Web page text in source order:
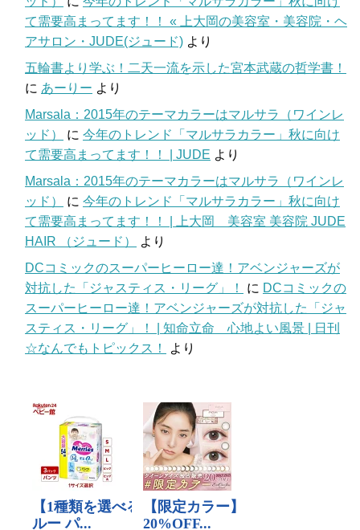
て需要高まってます！！ « 上大岡の美容室・美容院・ヘ
アサロン・JUDE(ジュード) より
五輪書より学ぶ！二天一流を示した宮本武蔵の哲学書！
に あーりー より
Marsala：2015年のテーマカラーはマルサラ（ワインレ
ッド）
に 今年のトレンド「マルサラカラー」秋に向け
て需要高まってます！！ | JUDE より
Marsala：2015年のテーマカラーはマルサラ（ワインレ
ッド）
に 今年のトレンド「マルサラカラー」秋に向け
て需要高まってます！！ | 上大岡 美容室 美容院 JUDE
HAIR （ジュード）
より
DCコミックのスーパーヒーロー達！アベンジャーズが
対抗した「ジャスティス・リーグ」！
に DCコミックの
スーパーヒーロー達！アベンジャーズが対抗した「ジャ
スティス・リーグ」！ | 知命立命 心地よい風景 | 日刊
☆なんでもトピックス！
より